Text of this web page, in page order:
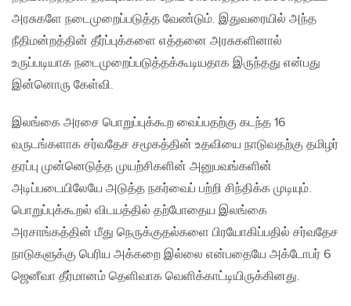
அரசுகளே நடைமுறைப்படுத்த வேண்டும். இதுவரையில் அந்த
நீதிமன்றத்தின் தீர்ப்புக்களை எத்தனை அரசுகளினால்
உருப்படியாக நடைமுறைப்படுத்தக்கூடியதாக இருந்தது என்பது
இன்னொரு கேள்வி.
இலங்கை அரசை பொறுப்புக்கூற வைப்பதற்கு கடந்த 16
வருடங்களாக சர்வதேச சமூகத்தின் உதவியை நாடுவதற்கு தமிழர்
தரப்பு முன்னெடுத்த முயற்சிகளின் அனுபவங்களின்
அடிப்படையிலேயே அடுத்த நகர்வைப் பற்றி சிந்திக்க முடியும்.
பொறுப்புக்கூறல் விடயத்தில் தற்போதைய இலங்கை
அரசாங்கத்தின் மீது நெருக்குதல்களை பிரயோகிப்பதில் சர்வதேச
நாடுகளுக்கு பெரிய அக்கறை இல்லை என்பதையே அக்டோபர் 6
ஜெனீவா தீர்மானம் தெளிவாக வெளிக்காட்டியிருக்கினது.